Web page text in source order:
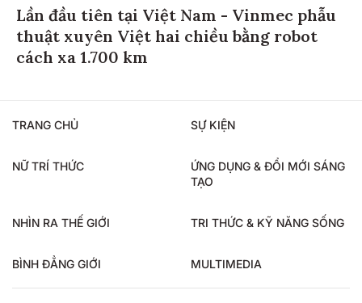
Lần đầu tiên tại Việt Nam - Vinmec phẫu
thuật xuyên Việt hai chiều bằng robot
cách xa 1.700 km
TRANG CHỦ SỰ KIỆN
NỮ TRÍ THỨC
ỨNG DỤNG & ĐỔI MỚI SÁNG
TẠO
NHÌN RA THẾ GIỚI TRI THỨC & KỸ NĂNG SỐNG
BÌNH ĐẲNG GIỚI MULTIMEDIA